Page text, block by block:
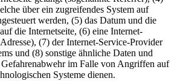
über ein zugreifendes System auf
werden, (5) das Datum und die
die Internetseite, (6) eine Internet-
(7) der Internet-Service-Provider
und (8) sonstige ähnliche Daten und
im Falle von Angriffen auf
Systeme dienen.